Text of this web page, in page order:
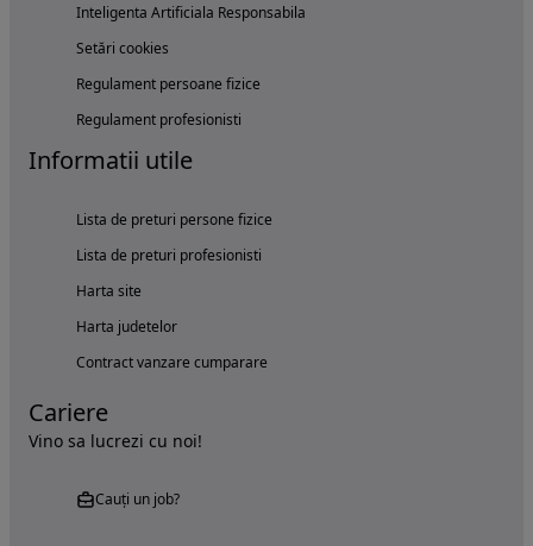
Inteligenta Artificiala Responsabila
Setări cookies
Regulament persoane fizice
Regulament profesionisti
Informatii utile
Lista de preturi persone fizice
Lista de preturi profesionisti
Harta site
Harta judetelor
Contract vanzare cumparare
Cariere
Vino sa lucrezi cu noi!
Cauți un job?